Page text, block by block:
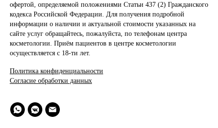
офертой, определяемой положениями Статьи 437 (2) Гражданского
кодекса Российской Федерации. Для получения подробной
информации о наличии и актуальной стоимости указанных на
сайте услуг обращайтесь, пожалуйста, по телефонам центра
косметологии. Приём пациентов в центре косметологии
осуществляется с 18-ти лет.
Политика конфиденциальности
Согласие обработки данных